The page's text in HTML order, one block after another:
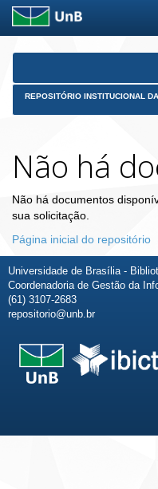
Skip
REPOSITÓRIO INSTITUCIONAL
Não há
Não há documentos
sua solicitação.
Página inicial do repositório
Universidade de Brasília -
Coordenadoria de Gestão da
(61) 3107-2683
repositorio@unb.br